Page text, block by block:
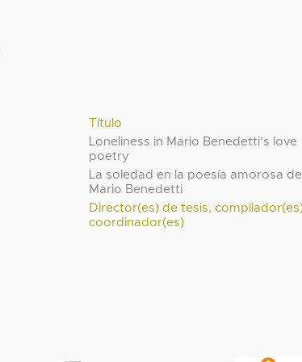
Título
Loneliness in Mario Benedetti’s love
poetry
La soledad en la poesía amorosa de
Mario Benedetti
Director(es) de tesis,
coordinador(es)